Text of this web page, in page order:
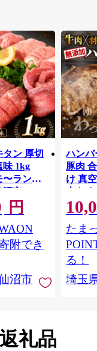
タン 厚切
味 1kg
〜ランド
沼市
牛肉 精肉
塩 牛た
肉 BBQ ア
ーベキュ
円
附でき
沼市
ハンバ
豚肉
け 真
大き
保存
淡路島
ポーク
き肉
ず 惣
まみ
んのお
たま
る！
埼玉
礼品